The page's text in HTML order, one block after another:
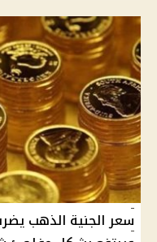
سعر الجنية الذهب